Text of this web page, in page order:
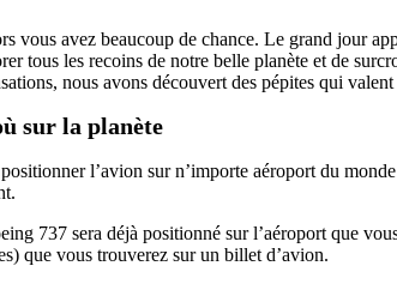
vous avez beaucoup de chance. Le grand jour
tous les recoins de notre belle planète et de
nous avons découvert des pépites qui
sur la planète
l’avion sur n’importe aéroport du
737 sera déjà positionné sur l’aéroport que
que vous trouverez sur un billet d’avion.